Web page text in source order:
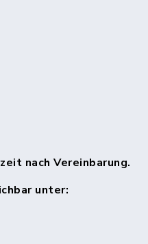
nach Vereinbarung.
unter: